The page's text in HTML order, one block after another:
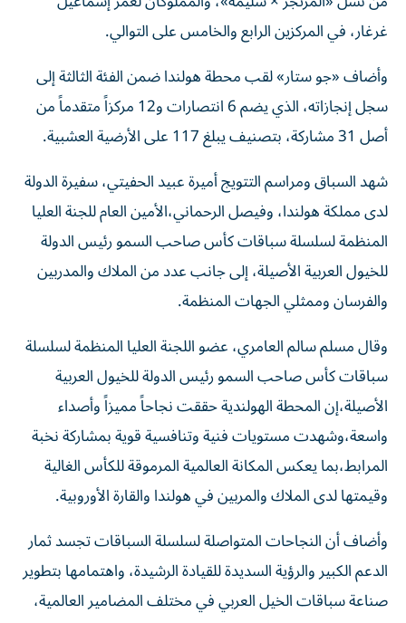
غرغار، في المركزين الرابع والخامس على التوالي.
وأضاف «جو ستار» لقب محطة هولندا ضمن الفئة الثالثة إلى
سجل إنجازاته، الذي يضم 6 انتصارات و12 مركزاً متقدماً من
أصل 31 مشاركة، بتصنيف يبلغ 117 على الأرضية العشبية.
شهد السباق ومراسم التتويج أميرة عبيد الحفيتي، سفيرة الدولة
لدى مملكة هولندا، وفيصل الرحماني،الأمين العام للجنة العليا
المنظمة لسلسلة سباقات كأس صاحب السمو رئيس الدولة
للخيول العربية الأصيلة، إلى جانب عدد من الملاك والمدربين
والفرسان وممثلي الجهات المنظمة.
وقال مسلم سالم العامري، عضو اللجنة العليا المنظمة لسلسلة
سباقات كأس صاحب السمو رئيس الدولة للخيول العربية
الأصيلة،إن المحطة الهولندية حققت نجاحاً مميزاً وأصداء
واسعة،وشهدت مستويات فنية وتنافسية قوية بمشاركة نخبة
المرابط،بما يعكس المكانة العالمية المرموقة للكأس الغالية
وقيمتها لدى الملاك والمربين في هولندا والقارة الأوروبية.
وأضاف أن النجاحات المتواصلة لسلسلة السباقات تجسد ثمار
الدعم الكبير والرؤية السديدة للقيادة الرشيدة، واهتمامها بتطوير
صناعة سباقات الخيل العربي في مختلف المضامير العالمية،